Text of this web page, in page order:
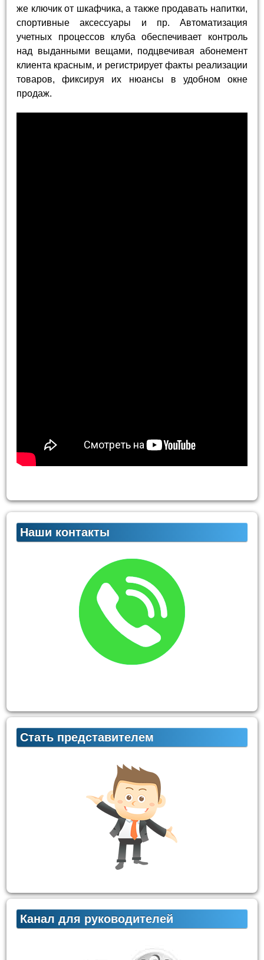
же ключик от шкафчика, а также продавать напитки,
спортивные аксессуары и пр. Автоматизация
учетных процессов клуба обеспечивает контроль
над выданными вещами, подцвечивая абонемент
клиента красным, и регистрирует факты реализации
товаров, фиксируя их нюансы в удобном окне
продаж.
Наши контакты
Стать представителем
Канал для руководителей